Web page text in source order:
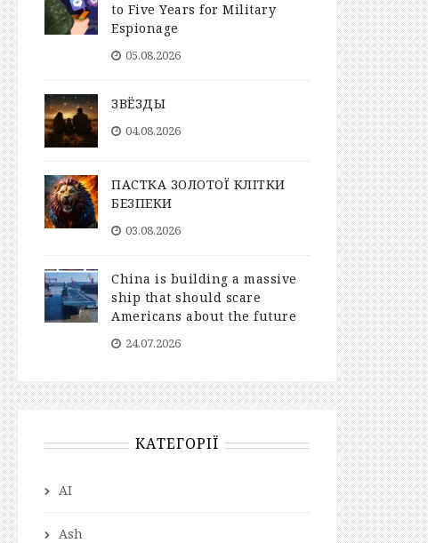
to Five Years for Military
Espionage
05.08.2026
ЗВЁЗДЫ
04.08.2026
ПАСТКА ЗОЛОТОЇ КЛІТКИ
БЕЗПЕКИ
03.08.2026
China is building a massive
ship that should scare
Americans about the future
24.07.2026
КАТЕГОРІЇ
AI
Ash